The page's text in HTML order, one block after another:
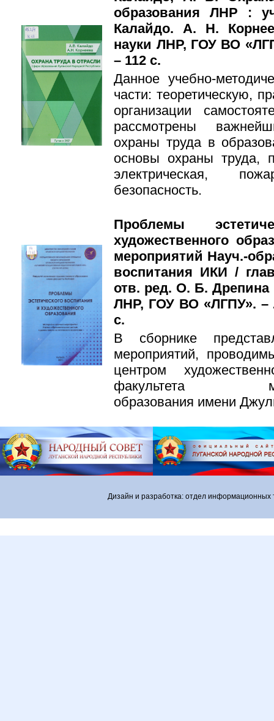
образования ЛНР :
Калайдо. А. Н.
науки ЛНР, ГОУ ВО
– 112 с.
Данное учебно-
части: теоретическую,
организации
рассмотрены
охраны труда в
основы охраны труда,
электрическая,
безопасность.
Проблемы
художественного
мероприятий Науч.-
воспитания ИКИ /
отв. ред. О. Б. Дрепина
ЛНР, ГОУ ВО «ЛГПУ». –
с.
В сборнике
мероприятий,
центром
факультета
образования имени
Дизайн и разработка: отдел информационных